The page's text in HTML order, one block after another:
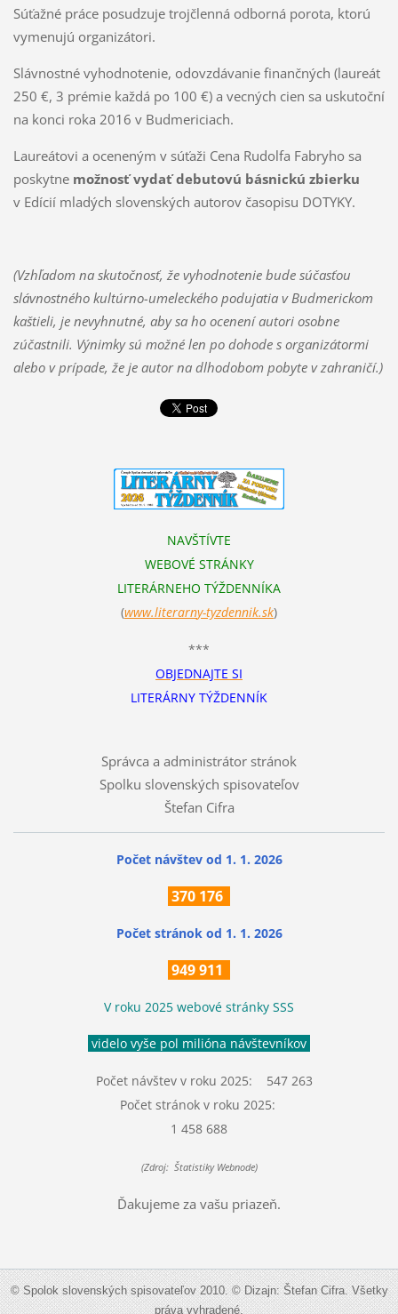
Súťažné práce posudzuje trojčlenná odborná porota, ktorú
vymenujú organizátori.
Slávnostné vyhodnotenie, odovzdávanie finančných (laureát
250 €, 3 prémie každá po 100 €) a vecných cien sa uskutoční
na konci roka 2016 v Budmericiach.
Laureátovi a oceneným v súťaži Cena Rudolfa Fabryho sa
poskytne možnosť vydať debutovú básnickú zbierku
v Edícií mladých slovenských autorov časopisu DOTYKY.
(Vzhľadom na skutočnosť, že vyhodnotenie bude súčasťou
slávnostného kultúrno-umeleckého podujatia v Budmerickom
kaštieli, je nevyhnutné, aby sa ho ocenení autori osobne
zúčastnili. Výnimky sú možné len po dohode s organizátormi
alebo v prípade, že je autor na dlhodobom pobyte v zahraničí.)
NAVŠTÍVTE
WEBOVÉ STRÁNKY
LITERÁRNEHO TÝŽDENNÍKA
(www.literarny-tyzdennik.sk)
***
OBJEDNAJTE SI
LITERÁRNY TÝŽDENNÍK
Správca a administrátor stránok
Spolku slovenských spisovateľov
Štefan Cifra
Počet návštev od 1. 1. 2026
370 176
Počet stránok od 1. 1. 2026
949 911
V roku 2025 webové stránky SSS
videlo vyše pol milióna návštevníkov
Počet návštev v roku 2025: 547 263
Počet stránok v roku 2025:
1 458 688
(Zdroj: Štatistiky Webnode)
Ďakujeme za vašu priazeň.
© Spolok slovenských spisovateľov 2010. © Dizajn: Štefan Cifra. Všetky
práva vyhradené.